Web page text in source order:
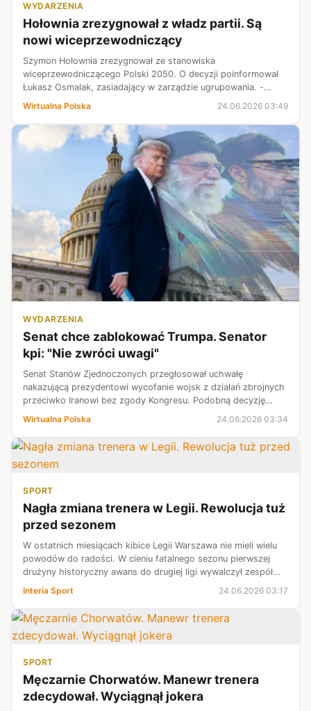
WYDARZENIA
Hołownia zrezygnował z władz partii. Są
nowi wiceprzewodniczący
Szymon Hołownia zrezygnował ze stanowiska
wiceprzewodniczącego Polski 2050. O decyzji poinformował
Łukasz Osmalak, zasiadający w zarządzie ugrupowania. -
Szymon sam podjął taką decyzję i sam złożył rezygnację -
Wirtualna Polska 24.06.2026 03:49
WYDARZENIA
Senat chce zablokować Trumpa. Senator
kpi: "Nie zwróci uwagi"
Senat Stanów Zjednoczonych przegłosował uchwałę
nakazującą prezydentowi wycofanie wojsk z działań zbrojnych
przeciwko Iranowi bez zgody Kongresu. Podobną decyzję
podjęła już Izba Reprezentantów. - Prezydent nie zwróci na to
Wirtualna Polska 24.06.2026 03:34
SPORT
Nagła zmiana trenera w Legii. Rewolucja tuż
przed sezonem
W ostatnich miesiącach kibice Legii Warszawa nie mieli wielu
powodów do radości. W cieniu fatalnego sezonu pierwszej
drużyny historyczny awans do drugiej ligi wywalczył zespół
rezerw. Przed debiutem na szczeblu centralnym podjęto
decyzję o zmianie pi...
Interia Sport 24.06.2026 03:17
SPORT
Męczarnie Chorwatów. Manewr trenera
zdecydował. Wyciągnął jokera